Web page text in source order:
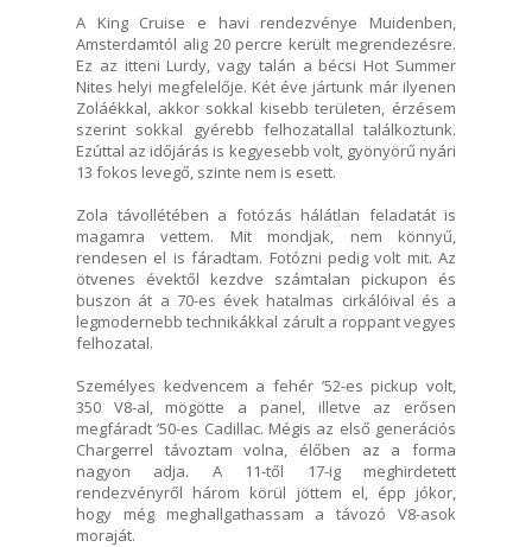
A King Cruise e havi rendezvénye Muidenben,
Amsterdamtól alig 20 percre került megrendezésre.
Ez az itteni Lurdy, vagy talán a bécsi Hot Summer
Nites helyi megfelelője. Két éve jártunk már ilyenen
Zoláékkal, akkor sokkal kisebb területen, érzésem
szerint sokkal gyérebb felhozatallal találkoztunk.
Ezúttal az időjárás is kegyesebb volt, gyönyörű nyári
13 fokos levegő, szinte nem is esett.
Zola távollétében a fotózás hálátlan feladatát is
magamra vettem. Mit mondjak, nem könnyű,
rendesen el is fáradtam. Fotózni pedig volt mit. Az
ötvenes évektől kezdve számtalan pickupon és
buszon át a 70-es évek hatalmas cirkálóival és a
legmodernebb technikákkal zárult a roppant vegyes
felhozatal.
Személyes kedvencem a fehér ’52-es pickup volt,
350 V8-al, mögötte a panel, illetve az erősen
megfáradt ’50-es Cadillac. Mégis az első generációs
Chargerrel távoztam volna, élőben az a forma
nagyon adja. A 11-től 17-ig meghirdetett
rendezvényről három körül jöttem el, épp jókor,
hogy még meghallgathassam a távozó V8-asok
moraját.